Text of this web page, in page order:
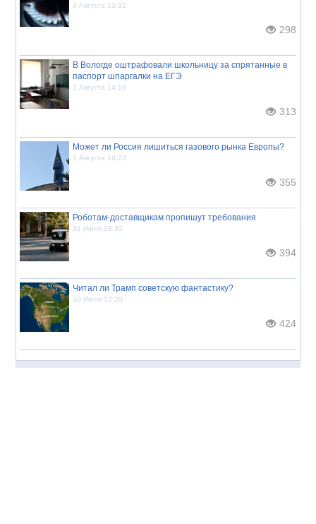
3 Августа 13:32
298
В Вологде оштрафовали школьницу за спрятанные в
паспорт шпаргалки на ЕГЭ
2 Августа 14:19
313
Может ли Россия лишиться газового рынка Европы?
1 Августа 16:23
355
Роботам-доставщикам пропишут требования
31 Июля 18:32
394
Читал ли Трамп советскую фантастику?
30 Июля 12:20
424